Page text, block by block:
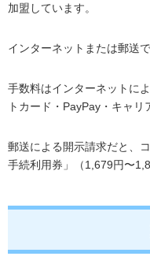
加盟しています。
インターネットまたは郵送
手数料はインターネットに
トカード・PayPay・キャリ
郵送による開示請求だと、
手続利用券」（1,679円〜